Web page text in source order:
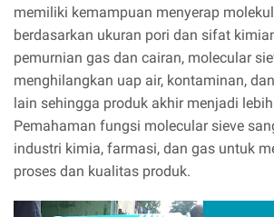
memiliki kemampuan menyerap
berdasarkan ukuran pori dan sifat
pemurnian gas dan cairan, molecular
menghilangkan uap air, kontaminan,
lain sehingga produk akhir menjadi
Pemahaman fungsi molecular sieve
industri kimia, farmasi, dan gas untuk
proses dan kualitas produk.